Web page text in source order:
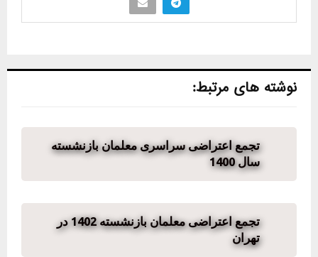
نوشته های مرتبط:
تجمع اعتراضی سراسری معلمان بازنشسته
سال 1400
تجمع اعتراضی معلمان بازنشسته 1402 در
تهران